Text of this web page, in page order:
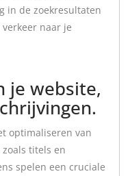
in de zoekresultaten
naar je
je website,
optimaliseren van
titels en
spelen een cruciale